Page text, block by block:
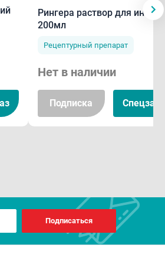
Рингера раствор для
200мл
Рецептурный препарат
Нет в наличии
Подписка
Подписаться